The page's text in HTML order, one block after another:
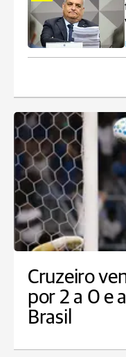
Cruzeiro
por 2 a 0 e
Brasil